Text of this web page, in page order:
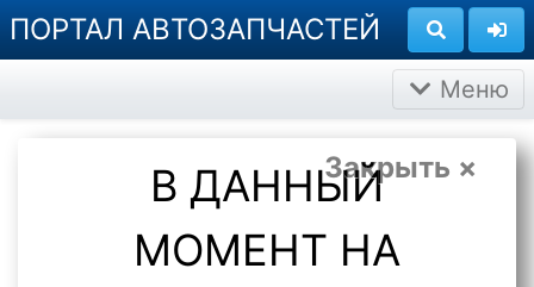
ПОРТАЛ АВТОЗАПЧАСТЕЙ
Меню
Закрыть ×
В ДАННЫЙ
МОМЕНТ НА